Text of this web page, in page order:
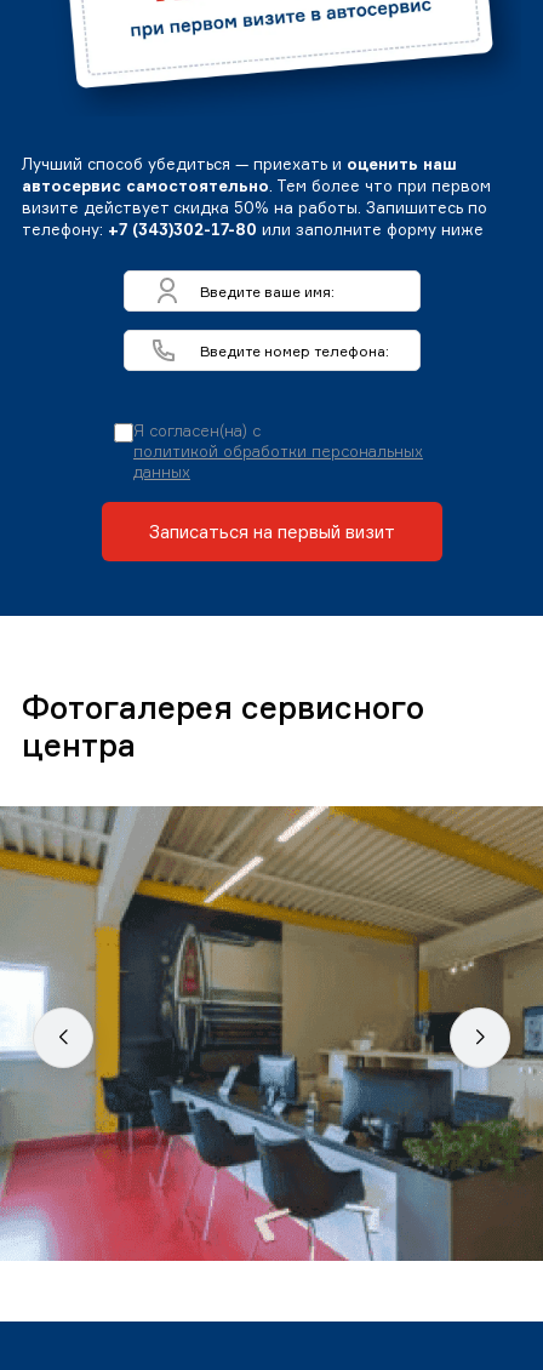
Лучший способ убедиться — приехать и оценить наш
автосервис самостоятельно. Тем более что при первом
визите действует скидка 50% на работы. Запишитесь по
телефону: +7 (343)302-17-80 или заполните форму ниже
Я согласен(на) с
политикой обработки персональных
данных
Записаться на первый визит
Фотогалерея сервисного
центра